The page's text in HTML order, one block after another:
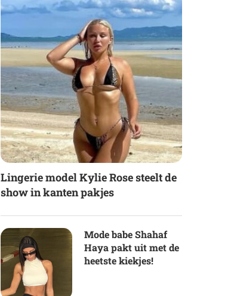
Lingerie model Kylie Rose steelt de
show in kanten pakjes
Mode babe Shahaf
Haya pakt uit met de
heetste kiekjes!